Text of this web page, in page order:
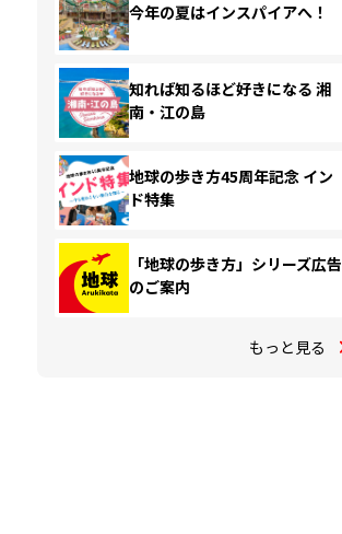
今年の夏はインスパイアへ！
知れば知るほど好きになる 湘
南・江の島
地球の歩き方45周年記念 イン
ド特集
「地球の歩き方」シリーズ広告
のご案内
もっと見る